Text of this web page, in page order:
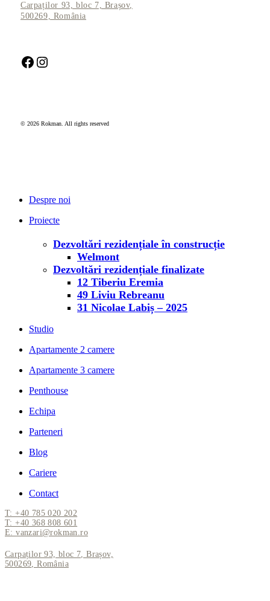
Carpaților 93, bloc 7, Brașov,
500269, România
Facebook Instagram
© 2026 Rokman. All rights reserved
Despre noi
Proiecte
Dezvoltări rezidențiale în construcție
Welmont
Dezvoltări rezidențiale finalizate
12 Tiberiu Eremia
49 Liviu Rebreanu
31 Nicolae Labiș – 2025
Studio
Apartamente 2 camere
Apartamente 3 camere
Penthouse
Echipa
Parteneri
Blog
Cariere
Contact
T: +40 785 020 202
T: +40 368 808 601
E: vanzari@rokman.ro
Carpaților 93, bloc 7, Brașov,
500269, România